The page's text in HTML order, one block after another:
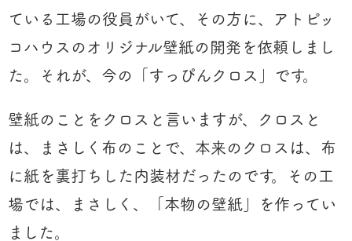
ている工場の役員がいて、その方に、アトピッ
コハウスのオリジナル壁紙の開発を依頼しまし
た。それが、今の「すっぴんクロス」です。
壁紙のことをクロスと言いますが、クロスと
は、まさしく布のことで、本来のクロスは、布
に紙を裏打ちした内装材だったのです。その工
場では、まさしく、「本物の壁紙」を作ってい
ました。